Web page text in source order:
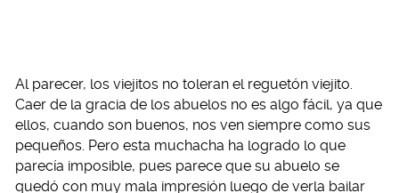
Al parecer, los viejitos no toleran el reguetón viejito.
Caer de la gracia de los abuelos no es algo fácil, ya que
ellos, cuando son buenos, nos ven siempre como sus
pequeños. Pero esta muchacha ha logrado lo que
parecía imposible, pues parece que su abuelo se
quedó con muy mala impresión luego de verla bailar